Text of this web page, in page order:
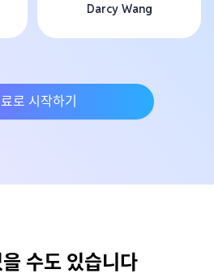
Darcy Wang
로 시작하기
수도 있습니다